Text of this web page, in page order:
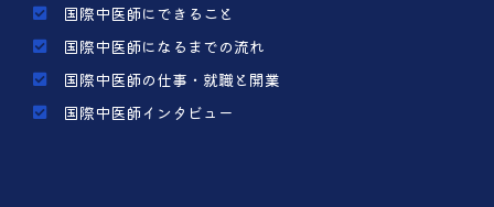
国際中医師にできること
国際中医師になるまでの流れ
国際中医師の仕事・就職と開業
国際中医師インタビュー